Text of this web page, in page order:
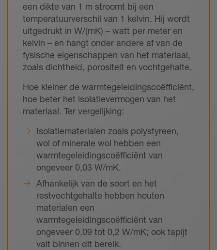
een dikte van 1 m stroomt bij een
temperatuurverschil van 1 kelvin. Hij wordt
uitgedrukt in W/(mK) – watt per meter en
kelvin – en hangt onder andere af van de
fysische eigenschappen van het materiaal,
zoals dichtheid, porositeit en vochtgehalte.
Hoe kleiner de warmtegeleidingscoëfficiënt,
hoe beter het isolatievermogen van het
materiaal. Ter vergelijking:
Isolatiematerialen zoals polystyreen,
wol of minerale wol hebben een
warmtegeleidingscoëfficiënt van
ongeveer 0,03 W/mK.
Afhankelijk van de soort en het
restvochtgehalte hebben houten
materialen een
warmtegeleidingscoëfficiënt van
ongeveer 0,09 tot 0,2 W/mK; ook tapijt
valt binnen dit bereik.